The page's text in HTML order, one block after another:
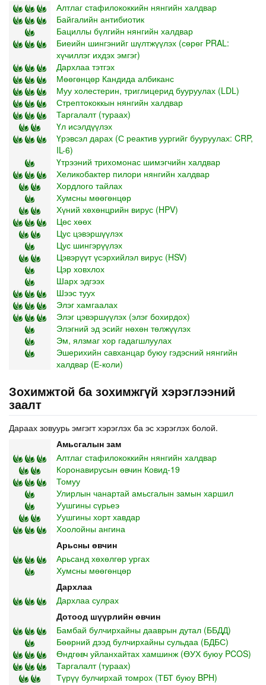
Алтлаг стафилококкийн нянгийн халдвар
Байгалийн антибиотик
Бациллы бүлгийн нянгийн халдвар
Биеийн шингэнийг шүлтжүүлэх (сөрөг PRAL:
хүчиллэг ихдэх эмгэг)
Дархлаа тэтгэх
Мөөгөнцөр Кандида албиканс
Муу холестерин, триглицерид бууруулах (LDL)
Стрептококкын нянгийн халдвар
Таргалалт (тураах)
Үл исэлдүүлэх
Үрэвсэл дарах (С реактив уургийг бууруулах: CRP,
IL-6)
Үтрээний трихомонас шимэгчийн халдвар
Хеликобактер пилори нянгийн халдвар
Хордлого тайлах
Хумсны мөөгөнцөр
Хүний хөхөнцрийн вирус (HPV)
Цөс хөөх
Цус цэвэршүүлэх
Цус шингэрүүлэх
Цэвэрүүт үсэрхийлэл вирус (HSV)
Цэр ховхлох
Шарх эдгээх
Шээс туух
Элэг хамгаалах
Элэг цэвэршүүлэх (элэг бохирдох)
Элэгний эд эсийг нөхөн төлжүүлэх
Эм, ялзмаг хор гадагшлуулах
Эшерихийн савханцар буюу гэдэсний нянгийн
халдвар (Е-коли)
Зохимжтой ба зохимжгүй хэрэглээний
заалт
Дараах зовуурь эмгэгт хэрэглэх ба эс хэрэглэх болой.
Амьсгалын зам
Алтлаг стафилококкийн нянгийн халдвар
Коронавирусын өвчин Ковид-19
Томуу
Улирлын чанартай амьсгалын замын харшил
Уушгины сүрьеэ
Уушгины хорт хавдар
Хоолойны ангина
Арьсны өвчин
Арьсанд хөхөлгөр ургах
Хумсны мөөгөнцөр
Дархлаа
Дархлаа сулрах
Дотоод шүүрлийн өвчин
Бамбай булчирхайны дааврын дутал (ББДД)
Бөөрний дээд булчирхайны сульдаа (БДБС)
Өндгөвч уйланхайтах хамшинж (ӨУХ буюу PCOS)
Таргалалт (тураах)
Түрүү булчирхай томрох (ТБТ буюу BPH)